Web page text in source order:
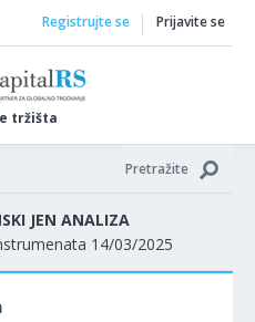
tržišta
Registrujte se Prijavite se
Pretražite
JEN ANALIZA
14/03/2025